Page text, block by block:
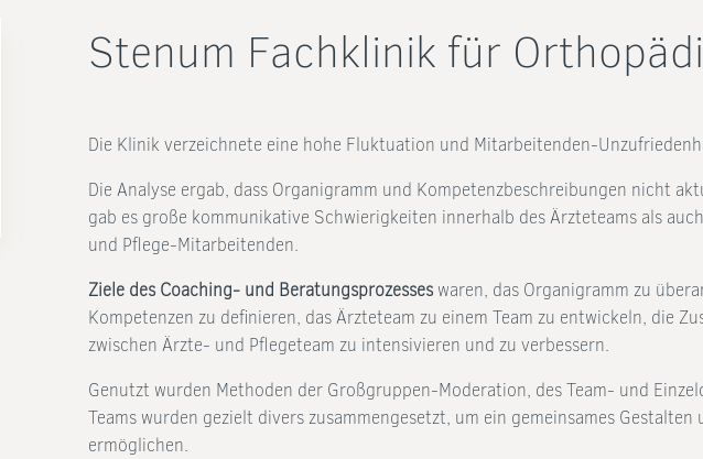
Stenum Fachklinik für
Die Klinik verzeichnete eine hohe Fluktuation und Mitarbeitenden-
Die Analyse ergab, dass Organigramm und Kompetenzbeschreibungen nicht
gab es große kommunikative Schwierigkeiten innerhalb des Ärzteteams als
und Pflege-Mitarbeitenden.
Ziele des Coaching- und Beratungsprozesseswaren, das Organigramm zu
Kompetenzen zu definieren, das Ärzteteam zu einem Team zu entwickeln, die
zwischen Ärzte- und Pflegeteam zu intensivieren und zu verbessern.
Genutzt wurden Methoden der Großgruppen-Moderation, des Team- und
Teams wurden gezielt divers zusammengesetzt, um ein gemeinsames Gestalten
ermöglichen.